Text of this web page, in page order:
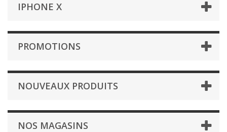
IPHONE X
PROMOTIONS
NOUVEAUX PRODUITS
NOS MAGASINS